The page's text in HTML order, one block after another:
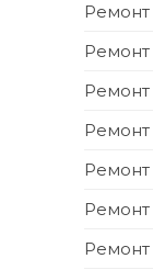
Ремонт
Ремонт
Ремонт
Ремонт
Ремонт